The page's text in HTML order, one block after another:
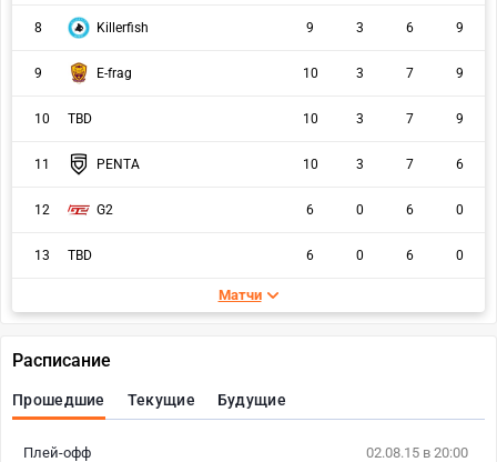
8 Killerfish 9 3 6 9
9 E-frag 10 3 7 9
10 TBD 10 3 7 9
11 PENTA 10 3 7 6
12 G2 6 0 6 0
13 TBD 6 0 6 0
Матчи
Расписание
Прошедшие Текущие Будущие
02.08.15 в 20:00
Плей-офф